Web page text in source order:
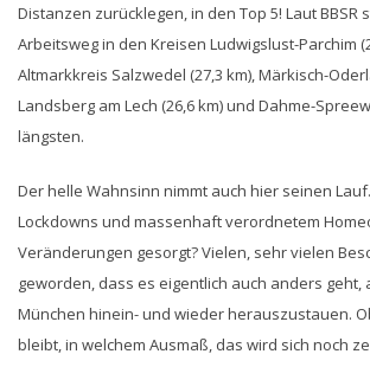
Distanzen zurücklegen, in den Top 5! Laut BBSR
Arbeitsweg in den Kreisen Ludwigslust-Parchim
Altmarkkreis Salzwedel (27,3 km), Märkisch-
Landsberg am Lech (26,6 km) und Dahme-
längsten.
Der helle Wahnsinn nimmt auch hier seinen
Lockdowns und massenhaft verordnetem
Veränderungen gesorgt? Vielen, sehr vielen
geworden, dass es eigentlich auch anders geht,
München hinein- und wieder herauszustauen.
bleibt, in welchem Ausmaß, das wird sich noch